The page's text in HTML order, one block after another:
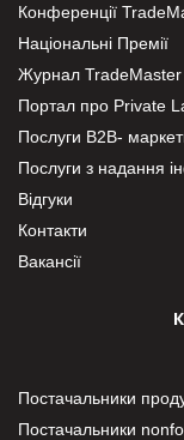
Конференції
Національні Премії
Журнал TradeMaster
Портал про Private
Послуги В2В-
Послуги з надання
Відгуки
Контакти
Вакансії
Постачальники
Постачальники